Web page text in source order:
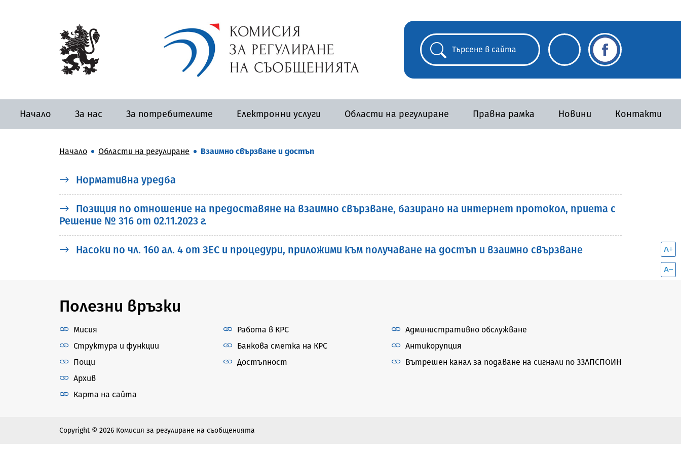
Начало За нас За потребителите Електронни услуги Области на регулиране Правна рамка Новини Контакти
Начало Области на регулиране Взаимно свързване и достъп
Нормативна уредба
Позиция по отношение на предоставяне на взаимно свързване, базирано на интернет протокол, приета с
Решение № 316 от 02.11.2023 г.
Насоки по чл. 160 ал. 4 от ЗЕС и процедури, приложими към получаване на достъп и взаимно свързване
Полезни връзки
Мисия
Структура и функции
Пощи
Архив
Карта на сайта
Работа в КРС
Банкова сметка на КРС
Достъпност
Административно обслужване
Антикорупция
Вътрешен канал за подаване на сигнали по ЗЗЛПСПОИН
Copyright © 2026 Комисия за регулиране на съобщенията